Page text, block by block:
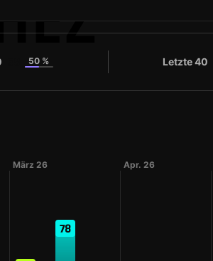
50 % Letzte 40
März 26
78
Apr. 26